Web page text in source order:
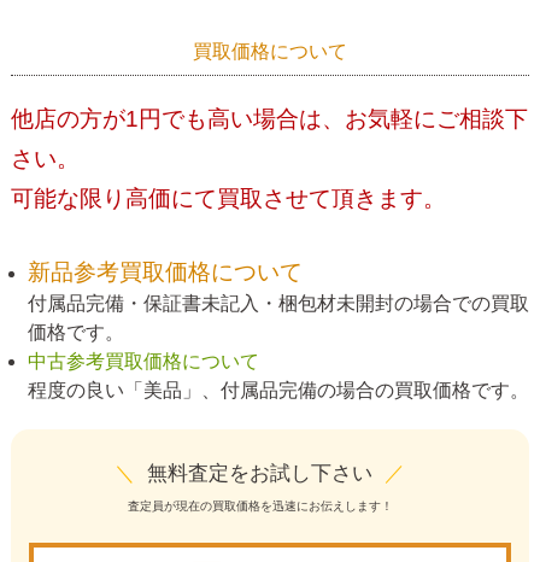
買取価格について
他店の方が1円でも高い場合は、お気軽にご相談下
さい。
可能な限り高価にて買取させて頂きます。
新品参考買取価格について
付属品完備・保証書未記入・梱包材未開封の場合での買取
価格です。
中古参考買取価格について
程度の良い「美品」、付属品完備の場合の買取価格です。
＼ 無料査定をお試し下さい ／
査定員が現在の買取価格を迅速にお伝えします！